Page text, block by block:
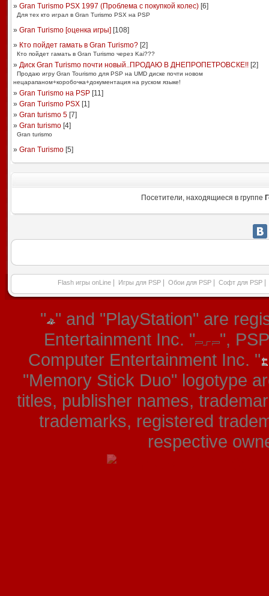
» Gran Turismo PSX 1997 (Проблема с покупкой колес)[6]
Для тех кто играл в Gran Turismo PSX на PSP
» Gran Turismo [оценка игры] [108]
» Кто пойдет гамать в Gran Turismo?[2]
Кто пойдет гамать в Gran Turismo через Kai???
» Диск Gran Turismo почти новый..ПРОДАЮ В ДНЕПРОПЕТРОВСКЕ!![2]
Продаю игру Gran Tourismo для PSP на UMD диске почти новом
нецарапаном+коробочка+документация на руском языке!
» Gran Turismo на PSP[11]
» Gran Turismo PSX[1]
» Gran turismo 5[7]
» Gran turismo[4]
Gran turismo
» Gran Turismo[5]
Посетители, находящиеся в группе
Flash игры onLine Игры для PSP Обои для PSP Софт для PSP
" " and "PlayStation" are
Entertainment Inc. "
",
Computer Entertainment Inc. "
"Memory Stick Duo" logotype
titles, publisher names,
trademarks, registered
respective